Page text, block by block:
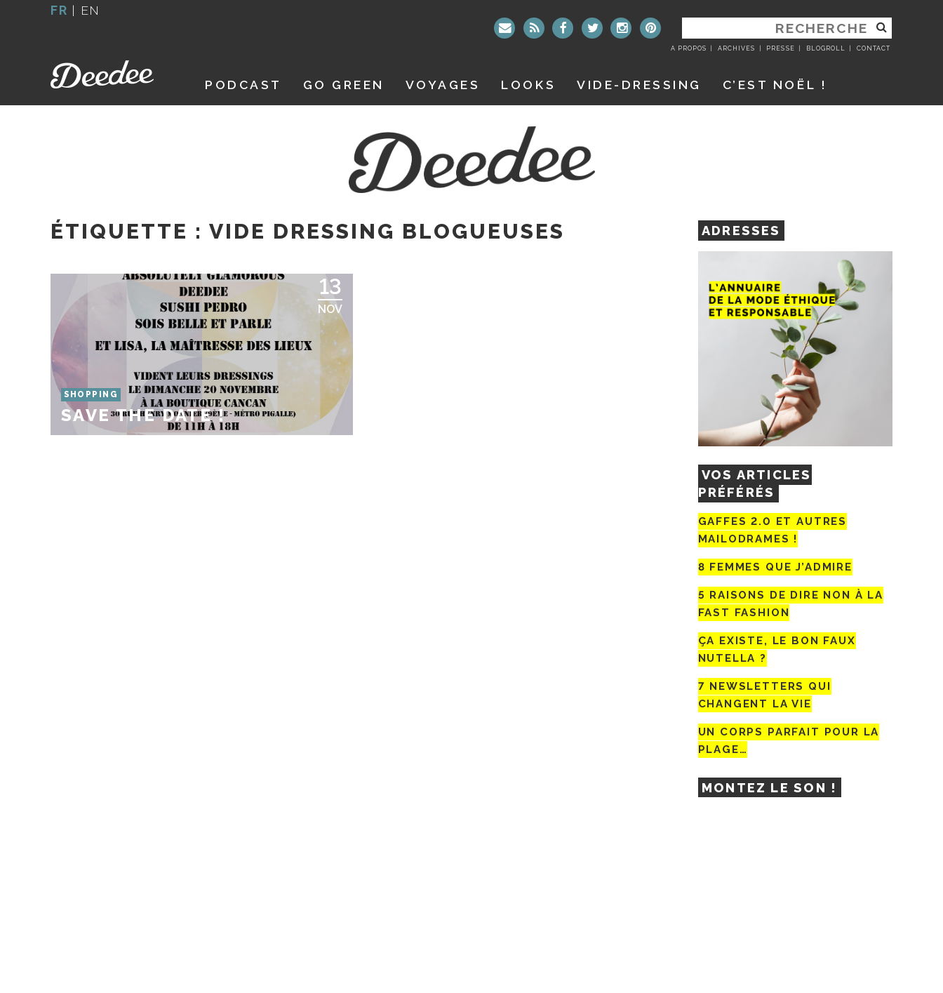
FR | EN
RECHERCHER
:
A PROPOS ARCHIVES PRESSE BLOGROLL CONTACT
PODCAST GO GREEN VOYAGES LOOKS VIDE-DRESSING C’EST NOËL !
ÉTIQUETTE : VIDE DRESSING BLOGUEUSES
13
NOV
SHOPPING
SAVE THE DATE !
ADRESSES
VOS ARTICLES
PRÉFÉRÉS
GAFFES 2.0 ET AUTRES
MAILODRAMES !
8 FEMMES QUE J’ADMIRE
5 RAISONS DE DIRE NON À LA
FAST FASHION
ÇA EXISTE, LE BON FAUX
NUTELLA ?
7 NEWSLETTERS QUI
CHANGENT LA VIE
UN CORPS PARFAIT POUR LA
PLAGE…
MONTEZ LE SON !